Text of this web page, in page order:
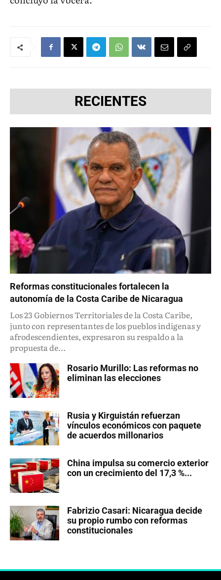
RECIENTES
Reformas constitucionales fortalecen la
autonomía de la Costa Caribe de Nicaragua
Los 23 Gobiernos Territoriales de la Costa Caribe,
junto con representantes de los pueblos indígenas y
afrodescendientes, expresaron su respaldo a la
propuesta de...
Rosario Murillo: Las reformas no
eliminan las elecciones
Rusia y Kirguistán refuerzan
vínculos económicos con paquete
de acuerdos millonarios
China impulsa su comercio exterior
con un crecimiento del 17,3 %...
Fabrizio Casari: Nicaragua decide
su propio rumbo con reformas
constitucionales